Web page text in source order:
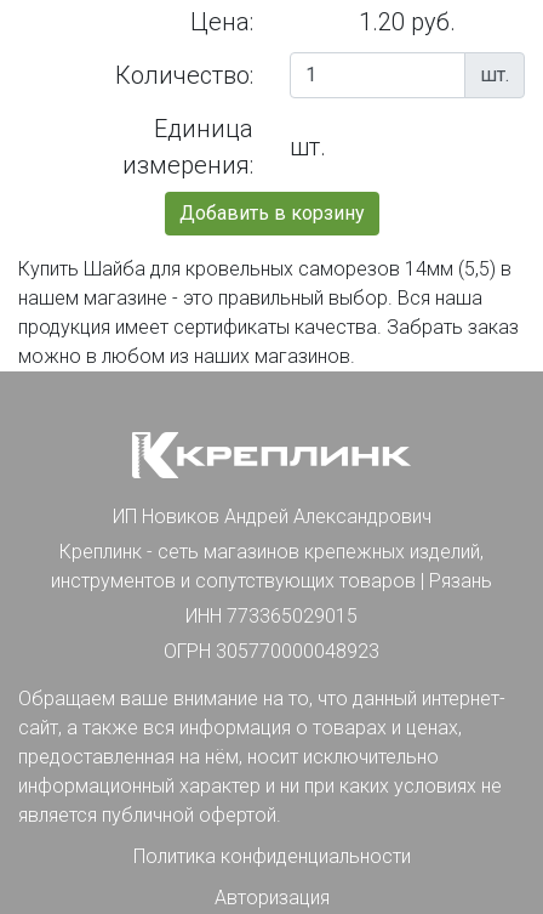
Цена:
1.20 руб.
Количество:
шт.
Единица
измерения:
шт.
Добавить в корзину
Купить Шайба для кровельных саморезов 14мм (5,5) в
нашем магазине - это правильный выбор. Вся наша
продукция имеет сертификаты качества. Забрать заказ
можно в любом из наших магазинов.
ИП Новиков Андрей Александрович
Креплинк - сеть магазинов крепежных изделий,
инструментов и сопутствующих товаров | Рязань
ИНН 773365029015
ОГРН 305770000048923
Обращаем ваше внимание на то, что данный интернет-
сайт, а также вся информация о товарах и ценах,
предоставленная на нём, носит исключительно
информационный характер и ни при каких условиях не
является публичной офертой.
Политика конфиденциальности
Авторизация